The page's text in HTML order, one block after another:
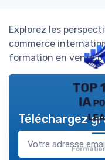
Explorez les
commerce
formation en vente
TOP
IA
Téléchargez